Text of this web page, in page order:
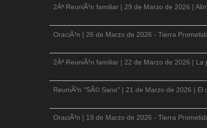
2Âª ReuniÃ³n familiar | 29 de Marzo de 2026 |
OraciÃ³n | 26 de Marzo de 2026 - Tierra
2Âª ReuniÃ³n familiar | 22 de Marzo de 2026 |
ReuniÃ³n "SÃ© Sano" | 21 de Marzo de 2026 | El
OraciÃ³n | 19 de Marzo de 2026 - Tierra